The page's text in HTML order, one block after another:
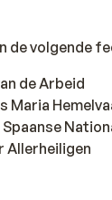
de volgende
de Arbeid
Maria
Allerheiligen